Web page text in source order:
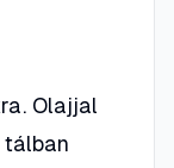
Olajjal
tálban